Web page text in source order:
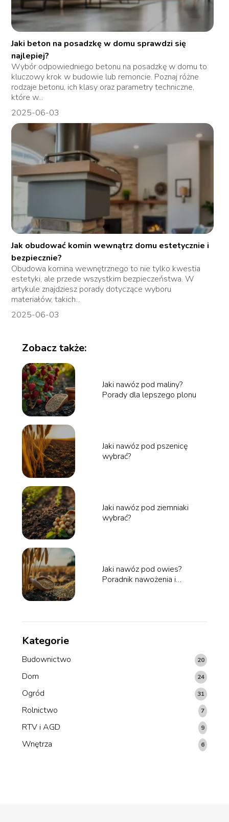
Jaki beton na posadzkę w domu sprawdzi się
najlepiej?
Wybór odpowiedniego betonu na posadzkę w domu to
kluczowy krok w budowie lub remoncie. Poznaj różne
rodzaje betonu, ich klasy oraz parametry techniczne,
które w...
2025-06-03
Jak obudować komin wewnątrz domu estetycznie i
bezpiecznie?
Obudowa komina wewnętrznego to nie tylko kwestia
estetyki, ale przede wszystkim bezpieczeństwa. W
artykule znajdziesz porady dotyczące wyboru
materiałów, takich...
2025-06-03
Zobacz także:
Jaki nawóz pod maliny?
Porady dla lepszego plonu
Jaki nawóz pod pszenicę
wybrać?
Jaki nawóz pod ziemniaki
wybrać?
Jaki nawóz pod owies?
Poradnik nawożenia i
Kategorie
Budownictwo 20
Dom 24
Ogród 31
Rolnictwo 7
RTV i AGD 9
Wnętrza 6